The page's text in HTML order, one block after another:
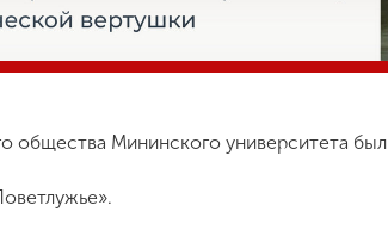
общества Мининского университета был